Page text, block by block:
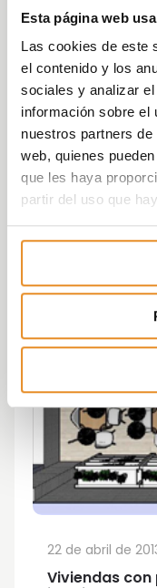
Esta página web
Las cookies de este
el contenido y los
sociales y analizar
información sobre el
nuestros partners
web, quienes
que les haya
partir del uso que
Viviendas
22 de abril de